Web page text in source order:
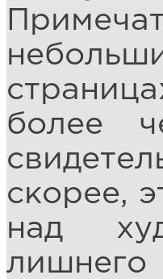
более
скорее,
над